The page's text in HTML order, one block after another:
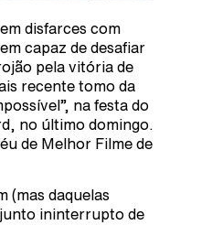
disfarces com
capaz de desafiar
pela vitória de
recente tomo da
na festa do
no último domingo.
de Melhor Filme de
(mas daquelas
ininterrupto de